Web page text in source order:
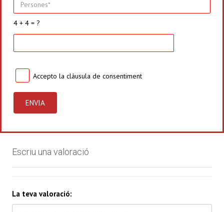
4 + 4 = ?
Accepto la clàusula de consentiment
Escriu una valoració
La teva valoració: